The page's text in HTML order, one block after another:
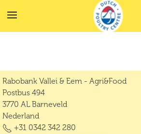
Terug naar hoofdinhoud
Rabobank Vallei & Eem - Agri&Food
Postbus 494
3770 AL Barneveld
Nederland
+31 0342 342 280